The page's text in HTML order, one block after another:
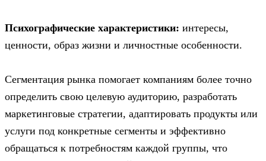
Психографические характеристики: интересы,
ценности, образ жизни и личностные особенности.
Сегментация рынка помогает компаниям более точно
определить свою целевую аудиторию, разработать
маркетинговые стратегии, адаптировать продукты или
услуги под конкретные сегменты и эффективно
обращаться к потребностям каждой группы, что